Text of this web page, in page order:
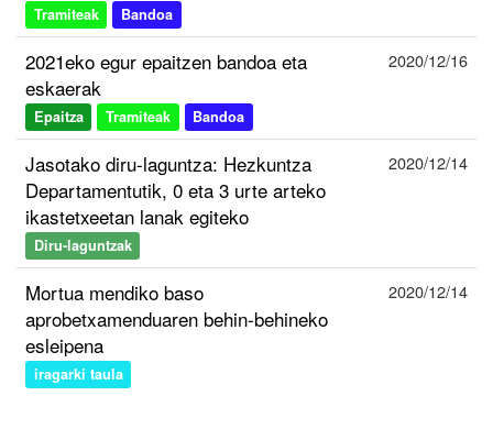
Tramiteak Bandoa
2021eko egur epaitzen bandoa eta
eskaerak
Epaitza Tramiteak Bandoa
2020/12/16
Jasotako diru-laguntza: Hezkuntza
Departamentutik, 0 eta 3 urte arteko
ikastetxeetan lanak egiteko
Diru-laguntzak
2020/12/14
Mortua mendiko baso
aprobetxamenduaren behin-behineko
esleipena
iragarki taula
2020/12/14